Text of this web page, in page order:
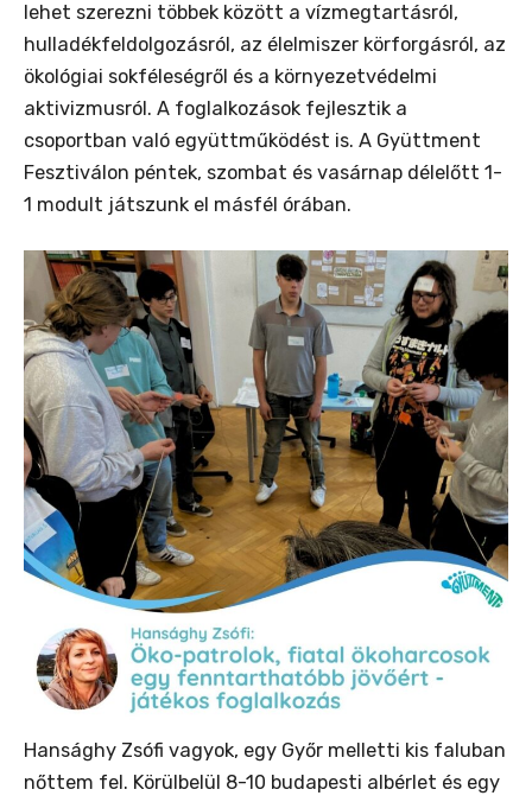
lehet szerezni többek között a vízmegtartásról,
hulladékfeldolgozásról, az élelmiszer körforgásról, az
ökológiai sokféleségről és a környezetvédelmi
aktivizmusról. A foglalkozások fejlesztik a
csoportban való együttműködést is. A Gyüttment
Fesztiválon péntek, szombat és vasárnap délelőtt 1-
1 modult játszunk el másfél órában.
Hansághy Zsófi vagyok, egy Győr melletti kis faluban
nőttem fel. Körülbelül 8-10 budapesti albérlet és egy